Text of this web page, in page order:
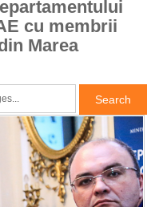
cu membrii
Marea